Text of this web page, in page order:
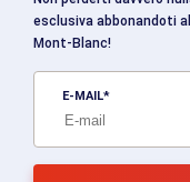
esclusiva abbonandoti
Mont-Blanc!
E-MAIL